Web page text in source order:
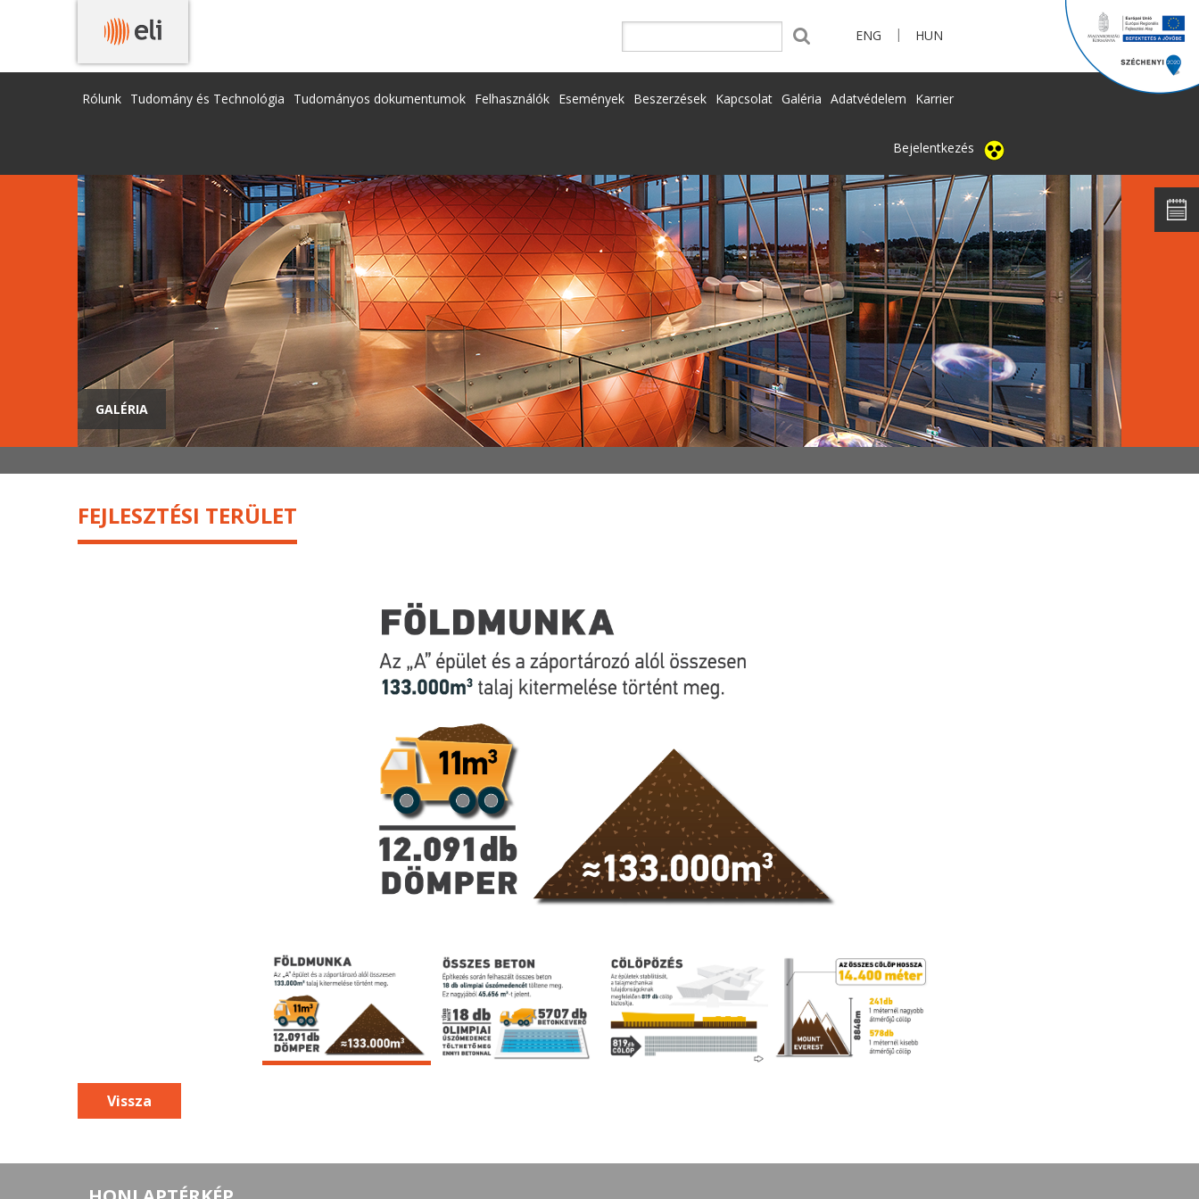
ENG | HUN
Rólunk Tudomány és Technológia Tudományos dokumentumok Felhasználók Események Beszerzések Kapcsolat Galéria Adatvédelem Karrier
Bejelentkezés
GALÉRIA
FEJLESZTÉSI TERÜLET
Vissza